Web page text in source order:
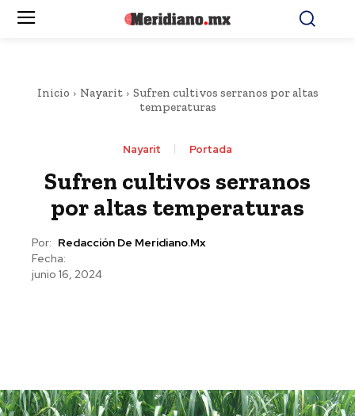
Inicio Nayarit
Sufren cultivos serranos por altas
temperaturas
Nayarit Portada
Sufren cultivos serranos
por altas temperaturas
Por: Redacción De Meridiano.mx
Fecha:
junio 16, 2024